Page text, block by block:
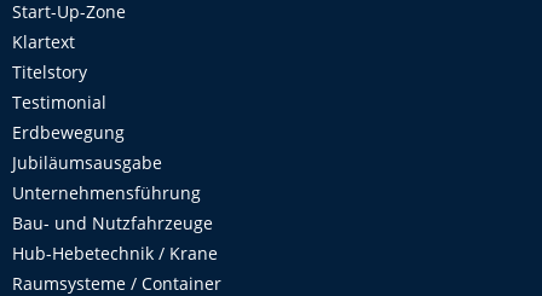
Start-Up-Zone
Klartext
Titelstory
Testimonial
Erdbewegung
Jubiläumsausgabe
Unternehmensführung
Bau- und Nutzfahrzeuge
Hub-Hebetechnik / Krane
Raumsysteme / Container